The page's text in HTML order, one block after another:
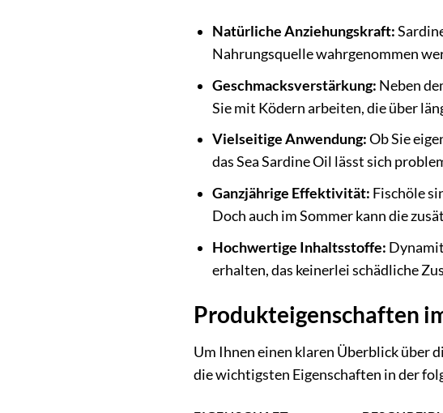
Natürliche Anziehungskraft:
Nahrungsquelle wahrgenommen
Geschmacksverstärkung: Neben
Sie mit Ködern arbeiten, die über
Vielseitige Anwendung:Ob Sie
das Sea Sardine Oil lässt sich
Ganzjährige Effektivität: Fischöle
Doch auch im Sommer kann die
Hochwertige Inhaltsstoffe:
erhalten, das keinerlei schädliche
Produkteigenschaften
Um Ihnen einen klaren Überblick über
die wichtigsten Eigenschaften in der